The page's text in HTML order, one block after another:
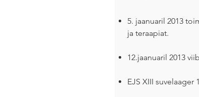
5. jaanuaril 2013
ja teraapiat.
12.jaanuaril 2013
EJS XIII suvelaager